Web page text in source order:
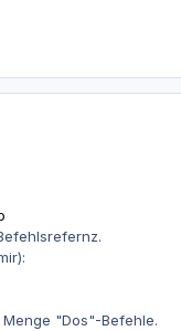
"Dos"-Befehle.